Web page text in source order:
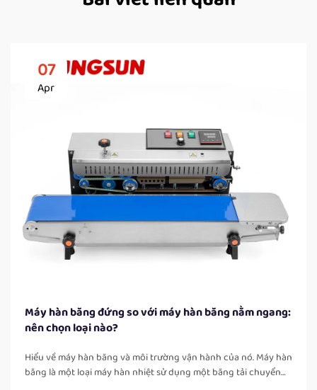
07
Apr
Máy hàn băng đứng so với máy hàn băng nằm ngang:
nên chọn loại nào?
Hiểu về máy hàn băng và môi trường vận hành của nó. Máy hàn
băng là một loại máy hàn nhiệt sử dụng một băng tải chuyển